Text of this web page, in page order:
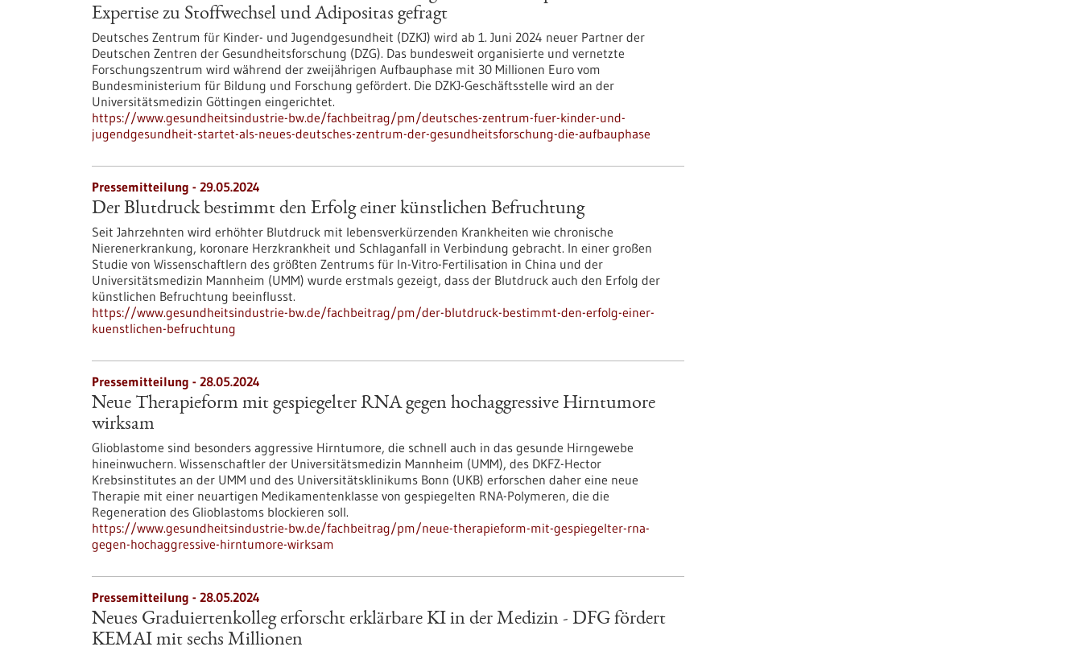
Expertise zu Stoffwechsel und Adipositas gefragt
Deutsches Zentrum für Kinder- und Jugendgesundheit (DZKJ) wird ab 1. Juni 2024 neuer Partner der
Deutschen Zentren der Gesundheitsforschung (DZG). Das bundesweit organisierte und vernetzte
Forschungszentrum wird während der zweijährigen Aufbauphase mit 30 Millionen Euro vom
Bundesministerium für Bildung und Forschung gefördert. Die DZKJ-Geschäftsstelle wird an der
Universitätsmedizin Göttingen eingerichtet.
https://www.gesundheitsindustrie-bw.de/fachbeitrag/pm/deutsches-zentrum-fuer-kinder-und-
jugendgesundheit-startet-als-neues-deutsches-zentrum-der-gesundheitsforschung-die-aufbauphase
Pressemitteilung - 29.05.2024
Der Blutdruck bestimmt den Erfolg einer künstlichen Befruchtung
Seit Jahrzehnten wird erhöhter Blutdruck mit lebensverkürzenden Krankheiten wie chronische
Nierenerkrankung, koronare Herzkrankheit und Schlaganfall in Verbindung gebracht. In einer großen
Studie von Wissenschaftlern des größten Zentrums für In-Vitro-Fertilisation in China und der
Universitätsmedizin Mannheim (UMM) wurde erstmals gezeigt, dass der Blutdruck auch den Erfolg der
künstlichen Befruchtung beeinflusst.
https://www.gesundheitsindustrie-bw.de/fachbeitrag/pm/der-blutdruck-bestimmt-den-erfolg-einer-
kuenstlichen-befruchtung
Pressemitteilung - 28.05.2024
Neue Therapieform mit gespiegelter RNA gegen hochaggressive Hirntumore
wirksam
Glioblastome sind besonders aggressive Hirntumore, die schnell auch in das gesunde Hirngewebe
hineinwuchern. Wissenschaftler der Universitätsmedizin Mannheim (UMM), des DKFZ-Hector
Krebsinstitutes an der UMM und des Universitätsklinikums Bonn (UKB) erforschen daher eine neue
Therapie mit einer neuartigen Medikamentenklasse von gespiegelten RNA-Polymeren, die die
Regeneration des Glioblastoms blockieren soll.
https://www.gesundheitsindustrie-bw.de/fachbeitrag/pm/neue-therapieform-mit-gespiegelter-rna-
gegen-hochaggressive-hirntumore-wirksam
Pressemitteilung - 28.05.2024
Neues Graduiertenkolleg erforscht erklärbare KI in der Medizin - DFG fördert
KEMAI mit sechs Millionen